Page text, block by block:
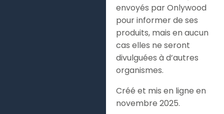
envoyés par Onlywood
pour informer de ses
produits, mais en aucun
cas elles ne seront
divulguées à d’autres
organismes.
Créé et mis en ligne en
novembre 2025.